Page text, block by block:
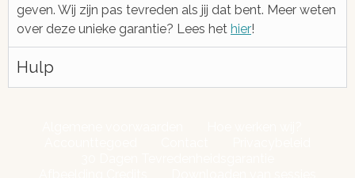
geven. Wij zijn pas tevreden als jij dat bent. Meer weten
over deze unieke garantie? Lees het hier!
Hulp